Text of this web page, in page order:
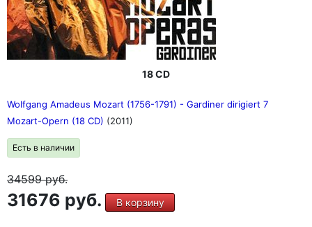
18 CD
Wolfgang Amadeus Mozart (1756-1791) - Gardiner dirigiert 7
Mozart-Opern (18 CD) (2011)
Есть в наличии
34599руб.
31676 руб. В корзину